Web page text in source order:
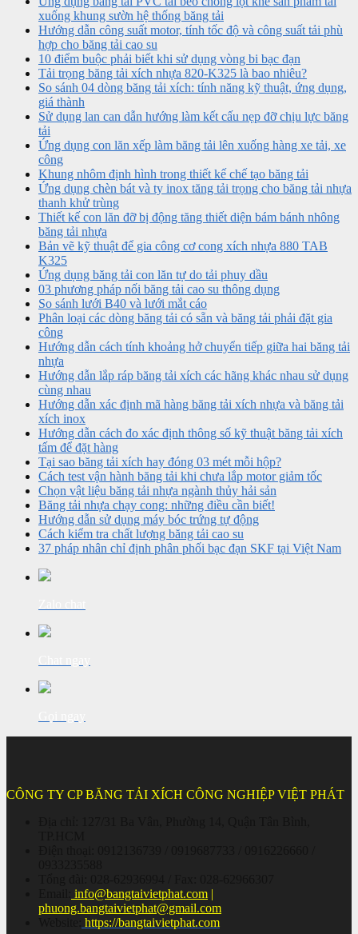
xuống khung sườn hệ thống băng tải
Hướng dẫn công suất motor, tính tốc độ và công suất tải phù
hợp cho băng tải cao su
10 điểm buộc phải biết khi sử dụng vòng bi bạc đạn
Tải trọng băng tải xích nhựa 820-K325 là bao nhiêu?
So sánh 04 dòng băng tải xích: tính năng kỹ thuật, ứng dụng,
giá thành
Sử dụng lan can dẫn hướng làm kết cấu nẹp đỡ chịu lực băng
tải
Ứng dụng con lăn xếp làm băng tải lên xuống hàng xe tải, xe
công
Khung nhôm định hình trong thiết kế chế tạo băng tải
Ứng dụng chèn bát và ty inox tăng tải trọng cho băng tải nhựa
thanh khử trùng
Thiết kế con lăn đỡ bị động tăng thiết diện bám bánh nhông
băng tải nhựa
Bản vẽ kỹ thuật để gia công cơ cong xích nhựa 880 TAB
K325
Ứng dụng băng tải con lăn tự do tải phuy dầu
03 phương pháp nối băng tải cao su thông dụng
So sánh lưới B40 và lưới mắt cáo
Phân loại các dòng băng tải có sẵn và băng tải phải đặt gia
công
Hướng dẫn cách tính khoảng hở chuyển tiếp giữa hai băng tải
nhựa
Hướng dẫn lắp ráp băng tải xích các hãng khác nhau sử dụng
cùng nhau
Hướng dẫn xác định mã hàng băng tải xích nhựa và băng tải
xích inox
Hướng dẫn cách đo xác định thông số kỹ thuật băng tải xích
tấm để đặt hàng
Tại sao băng tải xích hay đóng 03 mét mỗi hộp?
Cách test vận hành băng tải khi chưa lắp motor giảm tốc
Chọn vật liệu băng tải nhựa ngành thủy hải sản
Băng tải nhựa chạy cong: những điều cần biết!
Hướng dẫn sử dụng máy bóc trứng tự động
Cách kiểm tra chất lượng băng tải cao su
37 pháp nhân chỉ định phân phối bạc đạn SKF tại Việt Nam
CÔNG TY CP BĂNG TẢI XÍCH CÔNG NGHIỆP VIỆT PHÁT
info@bangtaivietphat.com |
phuong.bangtaivietphat@gmail.com
https://bangtaivietphat.com